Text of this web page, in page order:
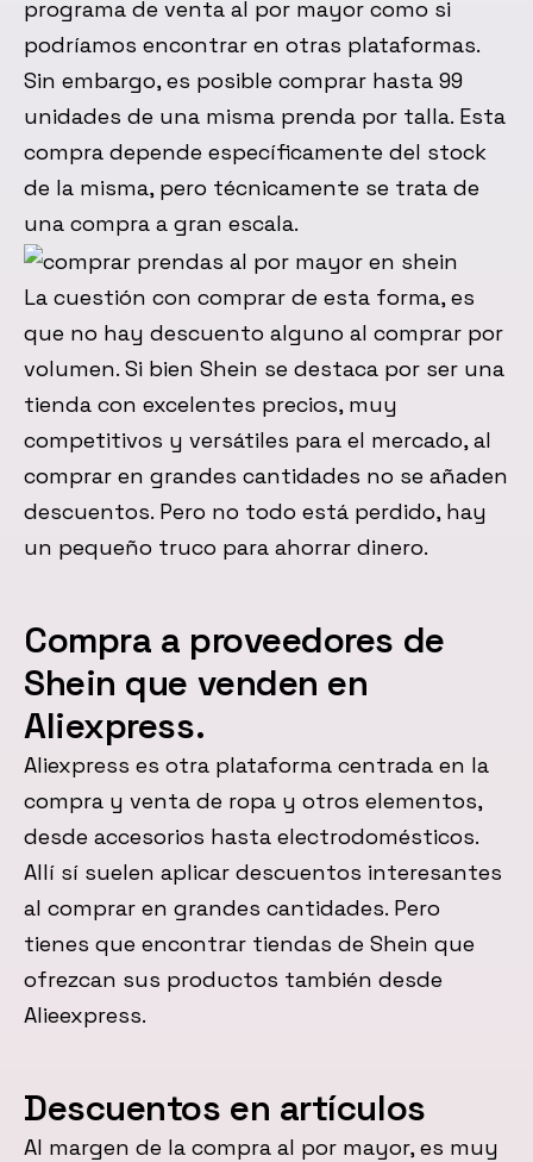
programa de venta al por mayor como si
podríamos encontrar en otras plataformas.
Sin embargo, es posible comprar hasta 99
unidades de una misma prenda por talla. Esta
compra depende específicamente del stock
de la misma, pero técnicamente se trata de
una compra a gran escala.
La cuestión con comprar de esta forma, es
que no hay descuento alguno al comprar por
volumen. Si bien Shein se destaca por ser una
tienda con excelentes precios, muy
competitivos y versátiles para el mercado, al
comprar en grandes cantidades no se añaden
descuentos. Pero no todo está perdido, hay
un pequeño truco para ahorrar dinero.
Compra a proveedores de
Shein que venden en
Aliexpress.
Aliexpress es otra plataforma centrada en la
compra y venta de ropa y otros elementos,
desde accesorios hasta electrodomésticos.
Allí sí suelen aplicar descuentos interesantes
al comprar en grandes cantidades. Pero
tienes que encontrar tiendas de Shein que
ofrezcan sus productos también desde
Alieexpress.
Descuentos en artículos
Al margen de la compra al por mayor, es muy